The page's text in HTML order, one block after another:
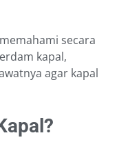
secara
kapal,
agar kapal